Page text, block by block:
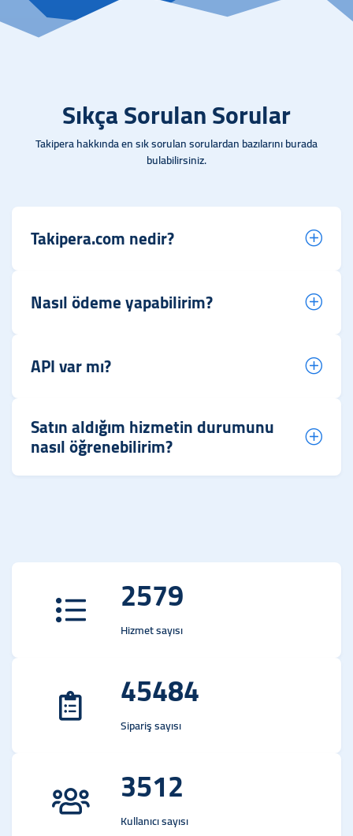
Sıkça Sorulan Sorular
Takipera hakkında en sık sorulan sorulardan bazılarını burada
bulabilirsiniz.
Takipera.com nedir?
Nasıl ödeme yapabilirim?
API var mı?
Satın aldığım hizmetin durumunu
nasıl öğrenebilirim?
2579
Hizmet sayısı
45484
Sipariş sayısı
3512
Kullanıcı sayısı